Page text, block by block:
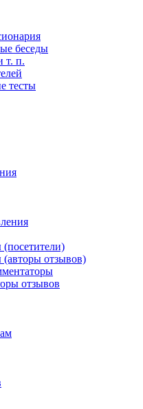
беседы
т. п.
тесты
отзывов)
отзывов